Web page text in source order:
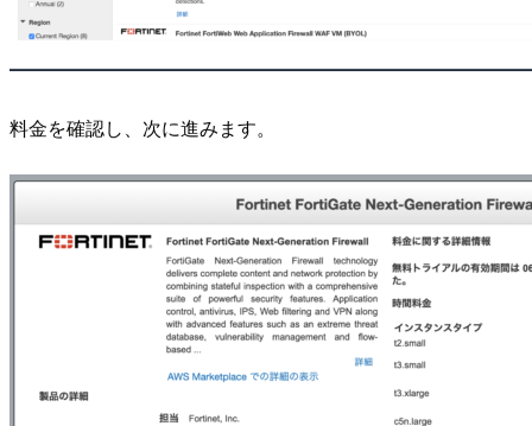
料金を確認し、次に進みます。